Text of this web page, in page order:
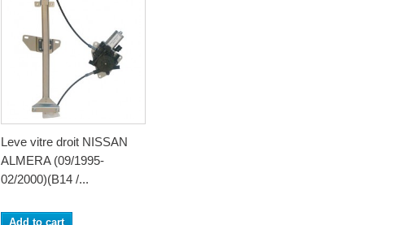
Leve vitre droit NISSAN
ALMERA (09/1995-
02/2000)(B14 /...
Add to cart